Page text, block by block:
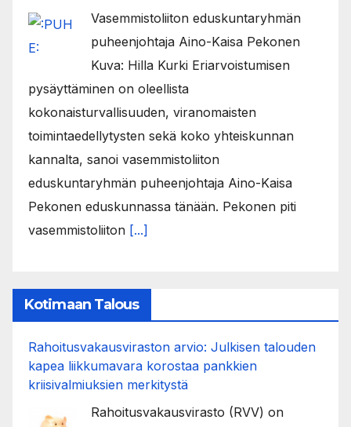
Vasemmistoliiton eduskuntaryhmän
puheenjohtaja Aino-Kaisa Pekonen
Kuva: Hilla Kurki Eriarvoistumisen
pysäyttäminen on oleellista
kokonaisturvallisuuden, viranomaisten
toimintaedellytysten sekä koko yhteiskunnan
kannalta, sanoi vasemmistoliiton
eduskuntaryhmän puheenjohtaja Aino-Kaisa
Pekonen eduskunnassa tänään. Pekonen piti
vasemmistoliiton [...]
Kotimaan Talous
Rahoitusvakausviraston arvio: Julkisen talouden
kapea liikkumavara korostaa pankkien
kriisivalmiuksien merkitystä
Rahoitusvakausvirasto (RVV) on